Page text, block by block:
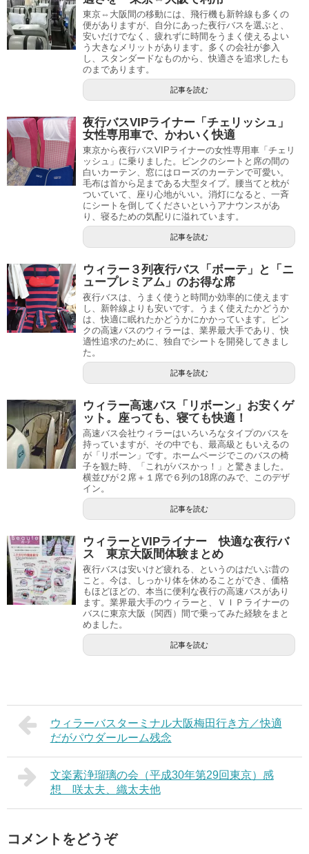
東京⇔大阪間の移動には、飛行機も新幹線も多くの
便がありますが、自分にあった夜行バスを選ぶと、
安いだけでなく、疲れずに時間をうまく使えるよい
う大きなメリットがあります。多くの会社が参入
し、スタンダードなものから、快適さを追求したも
のまであります。
記事を読む
夜行バスVIPライナー「チェリッシュ」
女性専用車で、かわいく快適
東京から夜行バスVIPライナーの女性専用車「チェリ
ッシュ」に乗りました。ピンクのシートと席の間の
白いカーテン、窓にはローズのカーテンで可愛い。
毛布は首から足まである大型タイプ。腰当てと枕が
ついていて、座り心地がいい。消灯になると、一斉
にシートを倒してくださいというアナウンスがあ
り、寝るための気配りに溢れています。
記事を読む
ウィラー３列夜行バス「ボーテ」と「ニ
ュープレミアム」のお得な席
夜行バスは、うまく使うと時間か効率的に使えます
し、新幹線よりも安いです。うまく使えたかどうか
は、快適に眠れたかどうかにかかっています。ピン
クの高速バスのウィラーは、業界最大手であり、快
適性追求のために、独自でシートを開発してきまし
た。
記事を読む
ウィラー高速バス「リボーン」お安くゲ
ット。座っても、寝ても快適！
高速バス会社ウィラーはいろいろなタイプのバスを
持っていますが、その中でも、最高級ともいえるの
が「リボーン」です。ホームページでこのバスの椅
子を観た時、「これがバスかっ！」と驚きました。
横並びが２席＋１席で６列の18席のみで、このデザ
イン。
記事を読む
ウィラーとVIPライナー 快適な夜行バ
ス 東京大阪間体験まとめ
夜行バスは安いけど疲れる、というのはだいぶ昔の
こと。今は、しっかり体を休めることができ、価格
もほどほどの、本当に便利な夜行の高速バスがあり
ます。業界最大手のウィラーと、ＶＩＰライナーの
バスに東京大阪（関西）間で乗ってみた経験をまと
めました。
記事を読む
ウィラーバスターミナル大阪梅田行き方／快適
だがパウダールーム残念
文楽素浄瑠璃の会（平成30年第29回東京）感
想 咲太夫、織太夫他
コメントをどうぞ